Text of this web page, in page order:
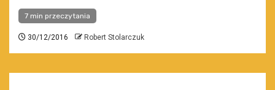
7 min przeczytania
30/12/2016 Robert Stolarczuk